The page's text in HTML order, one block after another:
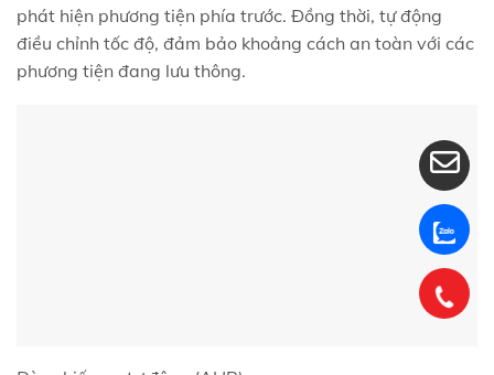
phát hiện phương tiện phía trước. Đồng thời, tự động
điều chỉnh tốc độ, đảm bảo khoảng cách an toàn với các
phương tiện đang lưu thông.